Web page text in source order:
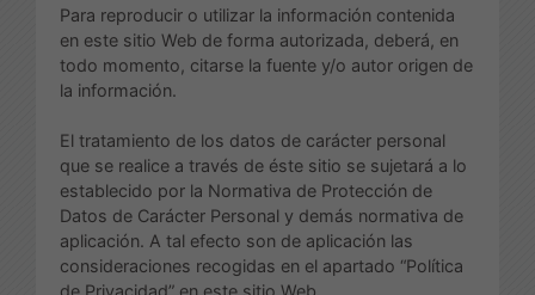
Para reproducir o utilizar la información contenida
en este sitio Web de forma autorizada, deberá, en
todo momento, citarse la fuente y/o autor origen de
la información.
El tratamiento de los datos de carácter personal
que se realice a través de éste sitio se sujetará a lo
establecido por la Normativa de Protección de
Datos de Carácter Personal y demás normativa de
aplicación. A tal efecto son de aplicación las
consideraciones recogidas en el apartado “Política
de Privacidad” en este sitio Web.